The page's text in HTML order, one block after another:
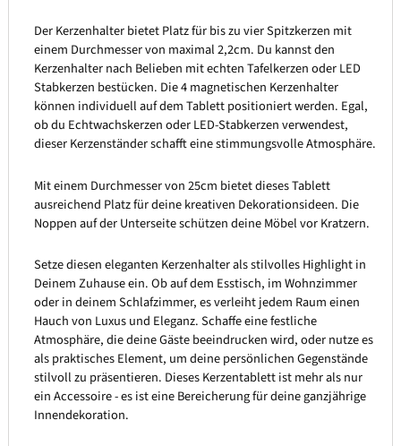
Der Kerzenhalter bietet Platz für bis zu vier Spitzkerzen mit
einem Durchmesser von maximal 2,2cm. Du kannst den
Kerzenhalter nach Belieben mit echten Tafelkerzen oder LED
Stabkerzen bestücken. Die 4 magnetischen Kerzenhalter
können individuell auf dem Tablett positioniert werden. Egal,
ob du Echtwachskerzen oder LED-Stabkerzen verwendest,
dieser Kerzenständer schafft eine stimmungsvolle Atmosphäre.
Mit einem Durchmesser von 25cm bietet dieses Tablett
ausreichend Platz für deine kreativen Dekorationsideen. Die
Noppen auf der Unterseite schützen deine Möbel vor Kratzern.
Setze diesen eleganten Kerzenhalter als stilvolles Highlight in
Deinem Zuhause ein. Ob auf dem Esstisch, im Wohnzimmer
oder in deinem Schlafzimmer, es verleiht jedem Raum einen
Hauch von Luxus und Eleganz. Schaffe eine festliche
Atmosphäre, die deine Gäste beeindrucken wird, oder nutze es
als praktisches Element, um deine persönlichen Gegenstände
stilvoll zu präsentieren. Dieses Kerzentablett ist mehr als nur
ein Accessoire - es ist eine Bereicherung für deine ganzjährige
Innendekoration.